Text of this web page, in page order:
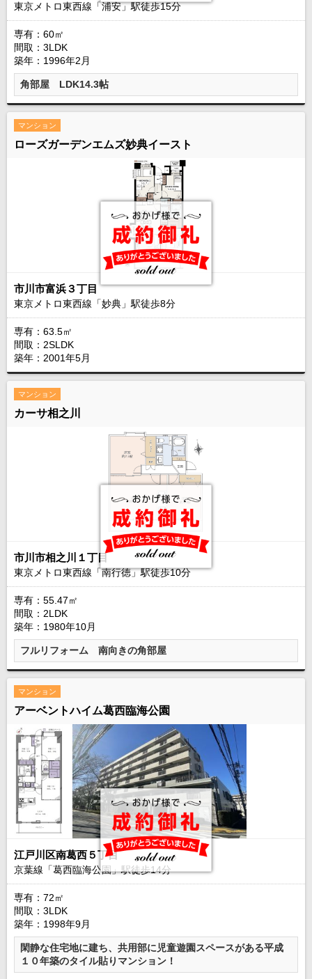
東京メトロ東西線「浦安」駅徒歩15分
専有：60㎡
間取：3LDK
築年：1996年2月
角部屋 LDK14.3帖
マンション
ローズガーデンエムズ妙典イースト
市川市富浜３丁目
東京メトロ東西線「妙典」駅徒歩8分
専有：63.5㎡
間取：2SLDK
築年：2001年5月
マンション
カーサ相之川
市川市相之川１丁目
東京メトロ東西線「南行徳」駅徒歩10分
専有：55.47㎡
間取：2LDK
築年：1980年10月
フルリフォーム 南向きの角部屋
マンション
アーベントハイム葛西臨海公園
江戸川区南葛西５丁目
京葉線「葛西臨海公園」駅徒歩14分
専有：72㎡
間取：3LDK
築年：1998年9月
閑静な住宅地に建ち、共用部に児童遊園スペースがある平成
１０年築のタイル貼りマンション！